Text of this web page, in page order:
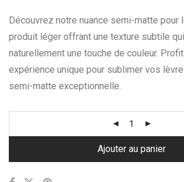
Découvrez notre nuance semi-matte pour
produit léger offrant une texture subtile
naturellement une touche de couleur.
expérience unique pour sublimer vos
semi-matte exceptionnelle.
Ajouter au panier